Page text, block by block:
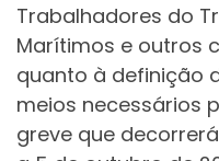
Trabalhadores do
Marítimos e outros
quanto à definição
meios necessários
greve que